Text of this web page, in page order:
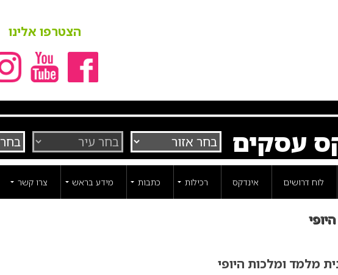
הצטרפו אלינו
עסקים
לוח דרושים אינדקס רכילות כתבות מידע בראש צרו קשר
מלמד ומלכות היופי